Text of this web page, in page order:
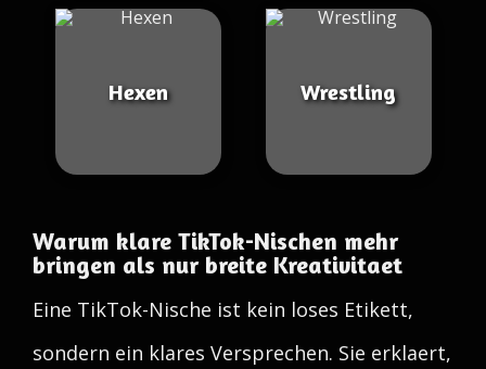
Hexen Wrestling
Warum klare TikTok-Nischen mehr
bringen als nur breite Kreativitaet
Eine TikTok-Nische ist kein loses Etikett,
sondern ein klares Versprechen. Sie erklaert,